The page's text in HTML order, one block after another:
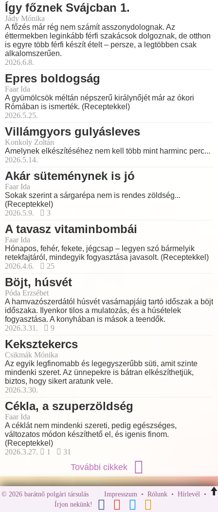
Így főznek Svájcban 1.
Jády Mónika
A főzés már rég nem számít asszonydolognak. Az
éttermekben leginkább férfi szakácsok dolgoznak, de otthon
is egyre több férfi készít ételt – persze, a legtöbben csak
alkalomszerűen.
2026.6.8.
Epres boldogság
Faar Ida
A gyümölcsök méltán népszerű királynőjét már az ókori
Rómában is ismerték. (Receptekkel)
2026.5.25.
Villámgyors gulyásleves
Konkoly Zoltán
Amelynek elkészítéséhez nem kell több mint harminc perc...
2026.5.14.
Akár süteménynek is jó
Faar Ida
Sokak szerint a sárgarépa nem is rendes zöldség...
(Receptekkel)
2026.5.9.
3
A tavasz vitaminbombái
Faar Ida
Hónapos, fehér, fekete, jégcsap – legyen szó bármelyik
retekfajtáról, mindegyik fogyasztása javasolt. (Receptekkel)
2026.4.6.
25
Böjt, húsvét
Póda Erzsébet
A hamvazószerdától húsvét vasárnapjáig tartó időszak a böjt
időszaka. Ilyenkor tilos a mulatozás, és a húsételek
fogyasztása. A konyhában is mások a teendők.
2026.3.31.
9
Keksztekercs
Csikmák Mónika
Az egyik legfinomabb és legegyszerűbb süti, amit szinte
mindenki szeret. Az ünnepekre is bátran elkészíthetjük,
biztos, hogy sikert aratunk vele.
2026.3.30.
Cékla, a szuperzöldség
Faar Ida
A céklát nem mindenki szereti, pedig egészséges,
változatos módon készíthető el, és igenis finom.
(Receptekkel)
2026.3.27.
1 31
További cikkek
© 2026 barátnő polgári társulás Impresszum • Rólunk• Hírlevél •
Írjon nekünk!